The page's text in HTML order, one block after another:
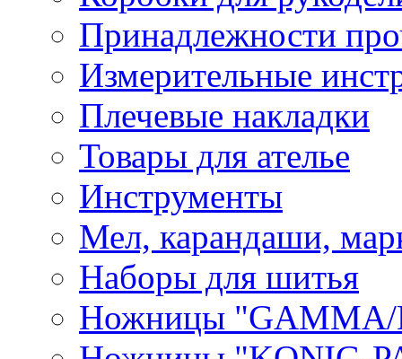
Принадлежности
Измерительные
Плечевые накладки
Товары для ателье
Инструменты
Мел, карандаши,
Наборы для шитья
Ножницы "GAMMA/